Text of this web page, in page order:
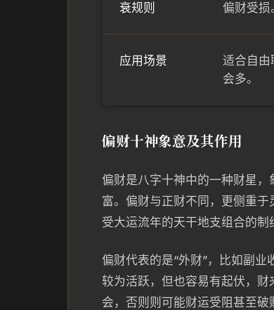
衰规则
偏财受损
应用场景
适合自由
会多。
偏财十神象意及其作用
偏财是八字十神中的一种财星
富。偏财与正财不同，更侧重
受大运流年的天干地支组合的制
偏财代表的是“外财”，比如副
较为活跃，但也容易有起伏，
会，否则则可能财运受阻甚至破